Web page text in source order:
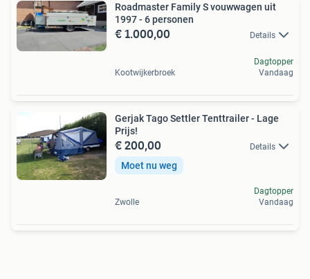
Roadmaster Family S vouwwagen uit
1997 - 6 personen
€ 1.000,00 Details
Kootwijkerbroek
Dagtopper
Vandaag
Gerjak Tago Settler Tenttrailer - Lage
Prijs!
€ 200,00 Details
Moet nu weg
Zwolle
Dagtopper
Vandaag